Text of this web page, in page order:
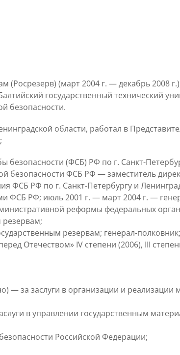
(март 2004 г. — декабрь 2008
государственный технический
безопасности.
области, работал в
(ФСБ) РФ по г. Санкт-
безопасности ФСБ РФ — заместитель
ФСБ РФ по г. Санкт-Петербургу и
ФСБ РФ; июль 2001 г. — март 2004 г. —
реформы федеральных
резервам;
резервам; генерал-
Отечеством» IV степени (2006), III
— за заслуги в организации и
в управлении государственным
Российской Федерации;